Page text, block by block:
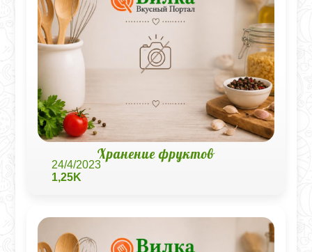
Хранение фруктов
24/4/2023
1,25K